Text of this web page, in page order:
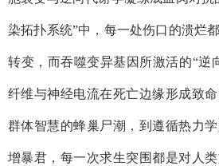
染拓扑系统”中，每一处伤口的溃烂
转变，而吞噬变异基因所激活的“逆
纤维与神经电流在死亡边缘形成致
群体智慧的蜂巢尸潮，到遵循热力
增暴君，每一次求生突围都是对人类